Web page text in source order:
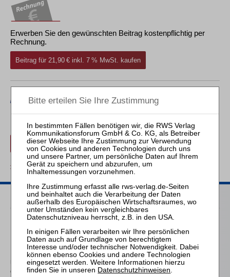
Erwerben Sie den gewünschten Beitrag kostenpflichtig per
Rechnung.
Beitrag für 21,90 € inkl. 7 % MwSt. kaufen
Erwerben Sie den gewünschten Beitrag kostenpflichtig mit
PayPal .
Beitrag für 21,90 € inkl. 7 % MwSt. kaufen
zurück
Passende Bücher
Der Insolvenzverwalter
im Liquidationsverfahren
nach Chapter 7 des
United States Bankruptcy
Code
Datenschutzhinweisen.